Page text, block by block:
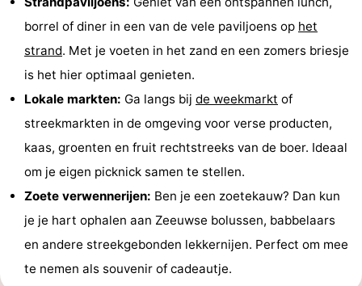
borrel of diner in een van de vele paviljoens op het
strand. Met je voeten in het zand en een zomers briesje
is het hier optimaal genieten.
Lokale markten: Ga langs bij de weekmarkt of
streekmarkten in de omgeving voor verse producten,
kaas, groenten en fruit rechtstreeks van de boer. Ideaal
om je eigen picknick samen te stellen.
Zoete verwennerijen: Ben je een zoetekauw? Dan kun
je je hart ophalen aan Zeeuwse bolussen, babbelaars
en andere streekgebonden lekkernijen. Perfect om mee
te nemen als souvenir of cadeautje.